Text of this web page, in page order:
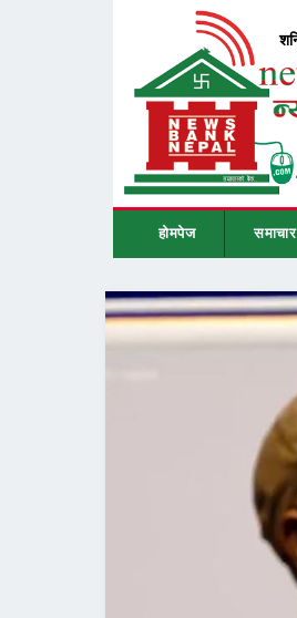
होमपेज समाचार